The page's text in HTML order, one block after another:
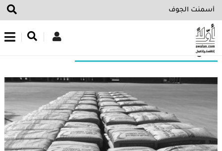
نتائج البحث عن“أسمنت الجوف”